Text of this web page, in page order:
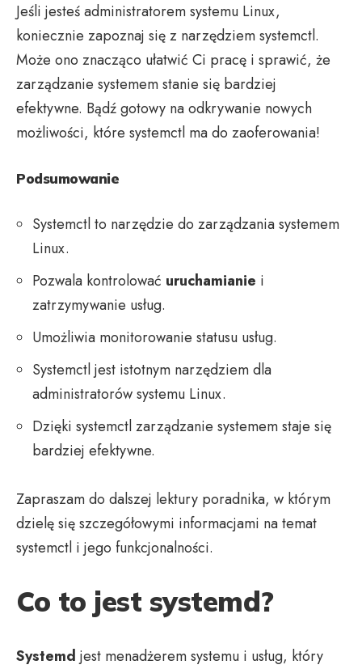
Jeśli jesteś administratorem systemu Linux,
koniecznie zapoznaj się z narzędziem systemctl.
Może ono znacząco ułatwić Ci pracę i sprawić, że
zarządzanie systemem stanie się bardziej
efektywne. Bądź gotowy na odkrywanie nowych
możliwości, które systemctl ma do zaoferowania!
Podsumowanie
Systemctl to narzędzie do zarządzania systemem
Linux.
Pozwala kontrolować uruchamianie i
zatrzymywanie usług.
Umożliwia monitorowanie statusu usług.
Systemctl jest istotnym narzędziem dla
administratorów systemu Linux.
Dzięki systemctl zarządzanie systemem staje się
bardziej efektywne.
Zapraszam do dalszej lektury poradnika, w którym
dzielę się szczegółowymi informacjami na temat
systemctl i jego funkcjonalności.
Co to jest systemd?
Systemd jest menadżerem systemu i usług, który